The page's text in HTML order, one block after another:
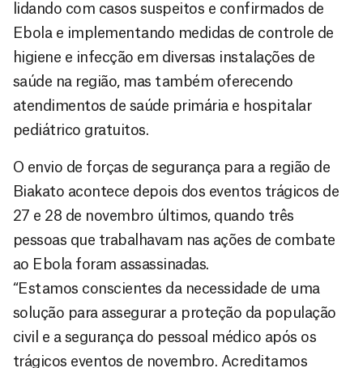
lidando com casos suspeitos e confirmados de
Ebola e implementando medidas de controle de
higiene e infecção em diversas instalações de
saúde na região, mas também oferecendo
atendimentos de saúde primária e hospitalar
pediátrico gratuitos.
O envio de forças de segurança para a região de
Biakato acontece depois dos eventos trágicos de
27 e 28 de novembro últimos, quando três
pessoas que trabalhavam nas ações de combate
ao Ebola foram assassinadas.
“Estamos conscientes da necessidade de uma
solução para assegurar a proteção da população
civil e a segurança do pessoal médico após os
trágicos eventos de novembro. Acreditamos